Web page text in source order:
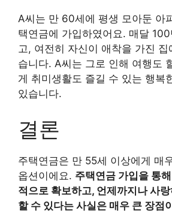
A씨는 만 60세에 평생 모아둔 아
택연금에 가입하였어요. 매달
고, 여전히 자신이 애착을 가진 집
습니다. A씨는 그로 인해 여행도
게 취미생활도 즐길 수 있는 행복
있습니다.
결론
주택연금은 만 55세 이상에게 매
옵션이에요. 주택연금 가입을 통
적으로 확보하고, 언제까지나 사
할 수 있다는 사실은 매우 큰 장점